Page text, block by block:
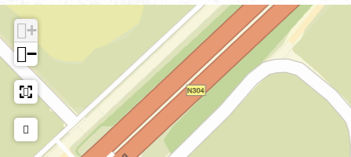
s
t
e
r
r
a
s
t
e
+
−